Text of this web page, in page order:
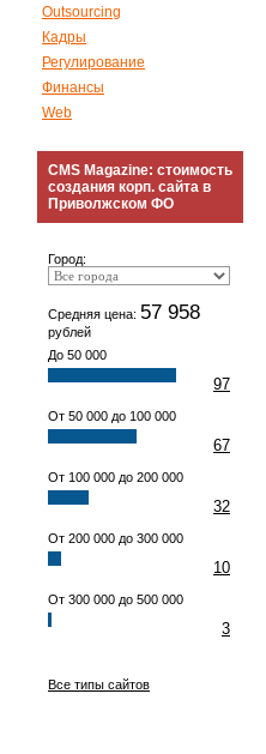
Outsourcing
Кадры
Регулирование
Финансы
Web
CMS Magazine: стоимость
создания корп. сайта в
Приволжском ФО
Город:
Средняя цена: 57 958
рублей
До 50 000
97
От 50 000 до 100 000
67
От 100 000 до 200 000
32
От 200 000 до 300 000
10
От 300 000 до 500 000
3
Все типы сайтов